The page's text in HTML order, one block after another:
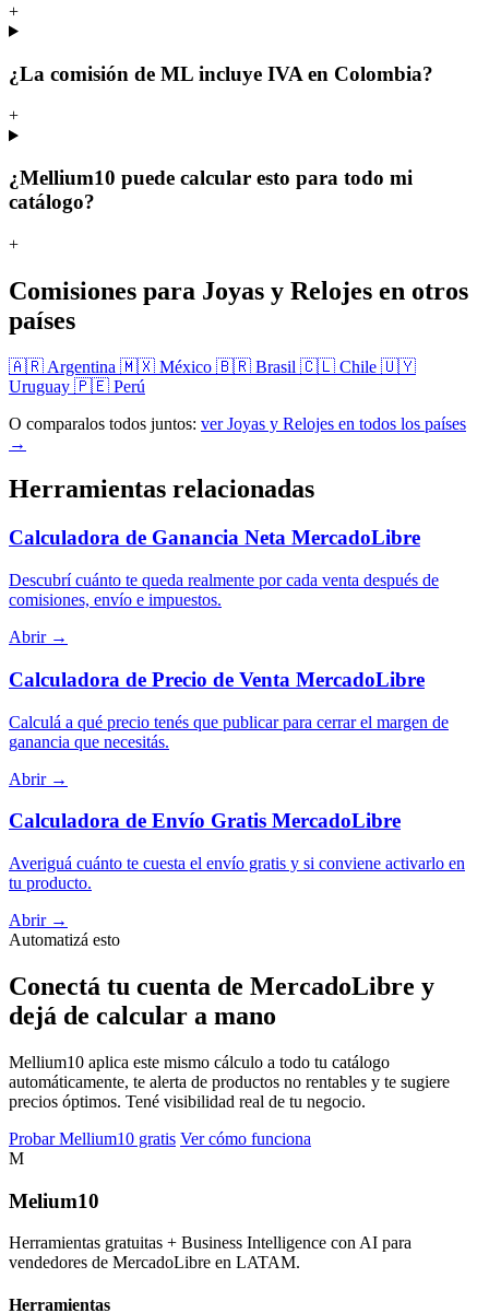
+
¿La comisión de ML incluye IVA en Colombia?
+
¿Mellium10 puede calcular esto para todo mi
catálogo?
+
Comisiones para Joyas y Relojes en otros
países
🇦🇷 Argentina 🇲🇽 México 🇧🇷 Brasil 🇨🇱 Chile 🇺🇾
Uruguay 🇵🇪 Perú
O comparalos todos juntos: ver Joyas y Relojes en todos los países
→
Herramientas relacionadas
Calculadora de Ganancia Neta MercadoLibre
Descubrí cuánto te queda realmente por cada venta después de
comisiones, envío e impuestos.
Abrir →
Calculadora de Precio de Venta MercadoLibre
Calculá a qué precio tenés que publicar para cerrar el margen de
ganancia que necesitás.
Abrir →
Calculadora de Envío Gratis MercadoLibre
Averiguá cuánto te cuesta el envío gratis y si conviene activarlo en
tu producto.
Abrir →
Automatizá esto
Conectá tu cuenta de MercadoLibre y
dejá de calcular a mano
Mellium10 aplica este mismo cálculo a todo tu catálogo
automáticamente, te alerta de productos no rentables y te sugiere
precios óptimos. Tené visibilidad real de tu negocio.
Probar Mellium10 gratis Ver cómo funciona
M
Melium10
Herramientas gratuitas + Business Intelligence con AI para
vendedores de MercadoLibre en LATAM.
Herramientas